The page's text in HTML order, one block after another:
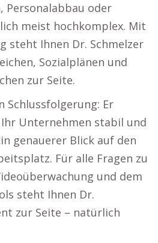
Personalabbau oder
meist hochkomplex. Mit
steht Ihnen Dr. Schmelzer
Sozialplänen und
zur Seite.
Schlussfolgerung: Er
Unternehmen stabil und
genauerer Blick auf den
Für alle Fragen zu
und dem
steht Ihnen Dr.
zur Seite – natürlich